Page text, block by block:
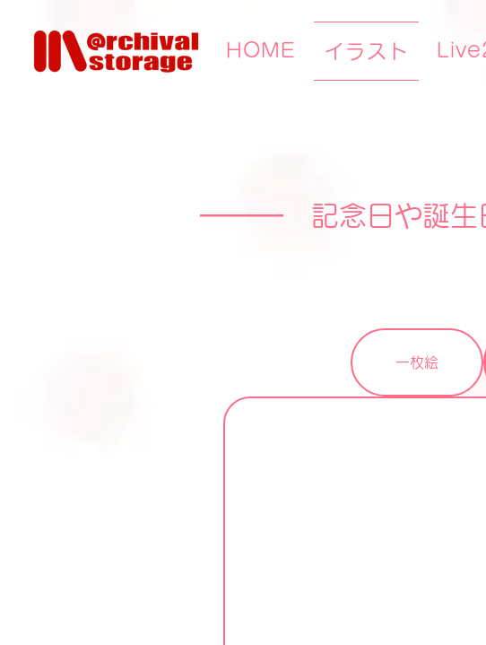
HOME イラスト
━━━ 記念日や誕生
一枚絵